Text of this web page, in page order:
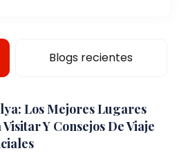
Blogs recientes
Los Mejores Lugares
Y Consejos De Viaje